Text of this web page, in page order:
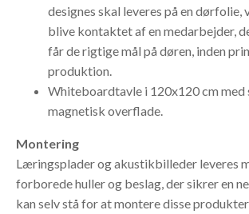
designes skal leveres på en
blive kontaktet af en medarbejder,
får de rigtige mål på døren, inden
produktion.
Whiteboardtavle i 120x120 cm
magnetisk overflade.
Montering
Læringsplader og akustikbilleder leveres
forborede huller og beslag, der sikrer en
kan selv stå for at montere disse